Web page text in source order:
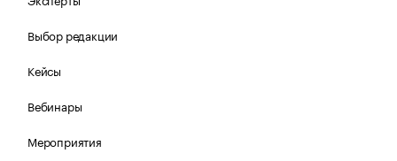
Выбор редакции
Кейсы
Вебинары
Мероприятия